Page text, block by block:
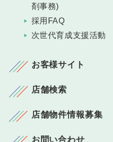
剤事務)
採用FAQ
次世代育成支援活動
お客様サイト
店舗検索
店舗物件情報募集
お問い合わせ